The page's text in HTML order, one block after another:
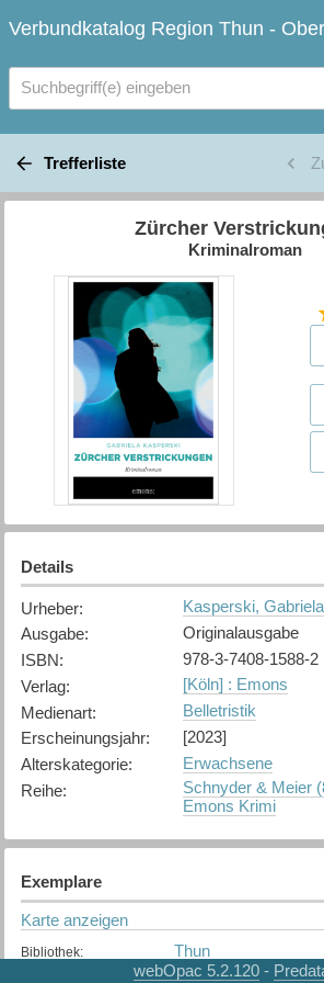
Verbundkatalog Region Thun -
Suchbegriff(e) eingeben
Trefferliste
Zürcher
Kriminalroman
Details
Urheber:
Kasperski, Gabriela
Ausgabe:
Originalausgabe
ISBN:
978-3-7408-1588-2
Verlag:
[Köln] : Emons
Medienart:
Belletristik
Erscheinungsjahr:
[2023]
Alterskategorie:
Erwachsene
Reihe:
Schnyder & Meier
Emons Krimi
Exemplare
Karte anzeigen
Bibliothek: Thun
Verfügbar
webOpac 5.2.120 -